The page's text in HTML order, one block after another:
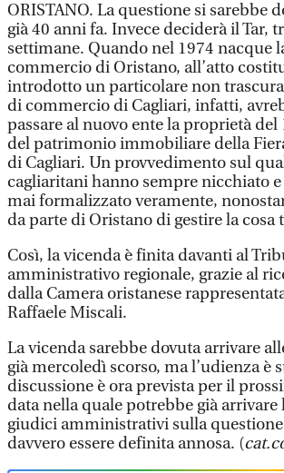
ORISTANO. La questione si sarebbe
già 40 anni fa. Invece deciderà il Tar,
settimane. Quando nel 1974 nacque
commercio di Oristano, all’atto
introdotto un particolare non
di commercio di Cagliari, infatti,
passare al nuovo ente la proprietà del
del patrimonio immobiliare della
di Cagliari. Un provvedimento sul
cagliaritani hanno sempre nicchiato
mai formalizzato veramente,
da parte di Oristano di gestire la cosa
Così, la vicenda è finita davanti al
amministrativo regionale, grazie al
dalla Camera oristanese
Raffaele Miscali.
La vicenda sarebbe dovuta arrivare
già mercoledì scorso, ma l’udienza è
discussione è ora prevista per il
data nella quale potrebbe già arrivare
giudici amministrativi sulla
davvero essere definita annosa. (